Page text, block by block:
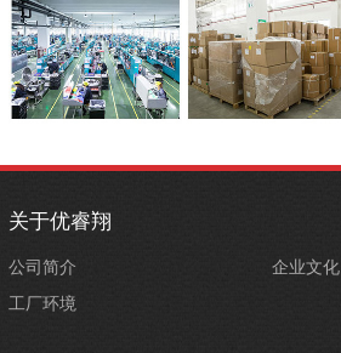
关于优睿翔
公司简介
企业文化
工厂环境